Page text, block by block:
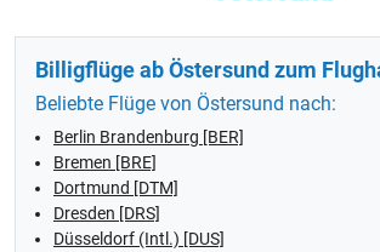
Billigflüge ab Östersund zum
Beliebte Flüge von Östersund nach:
Berlin Brandenburg [BER]
Bremen [BRE]
Dortmund [DTM]
Dresden [DRS]
Düsseldorf (Intl.) [DUS]